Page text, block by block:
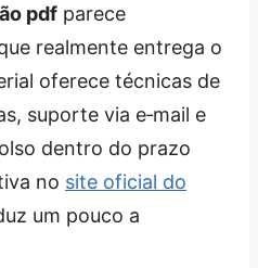
pdf parece
realmente entrega o
oferece técnicas de
suporte via e‑mail e
dentro do prazo
no site oficial do
um pouco a